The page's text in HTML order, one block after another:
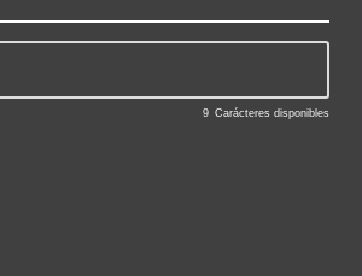
9 Carácteres disponibles